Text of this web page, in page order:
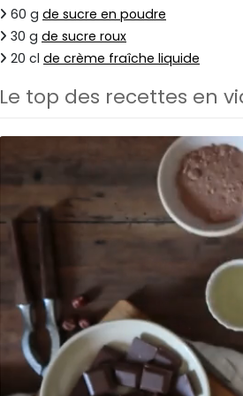
60 g de sucre en poudre
30 g de sucre roux
20 cl de crème fraîche liquide
Le top des recettes en